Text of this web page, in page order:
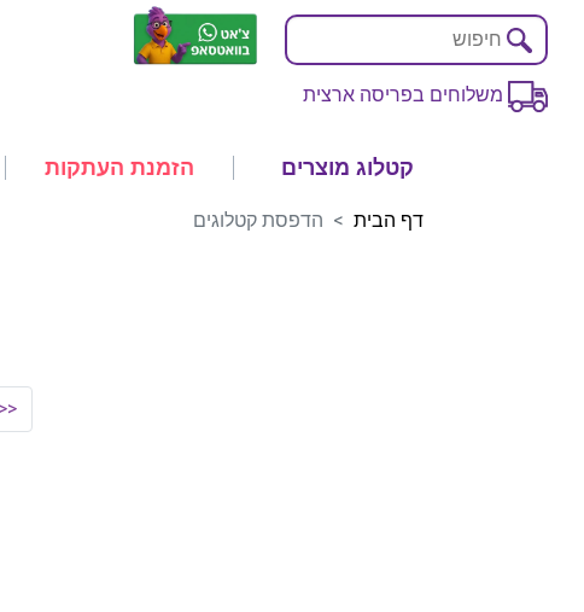
משלוחים בפריסה ארצית
קטלוג מוצרים הזמנת העתקות
דף הבית הדפסת קטלוגים
<<